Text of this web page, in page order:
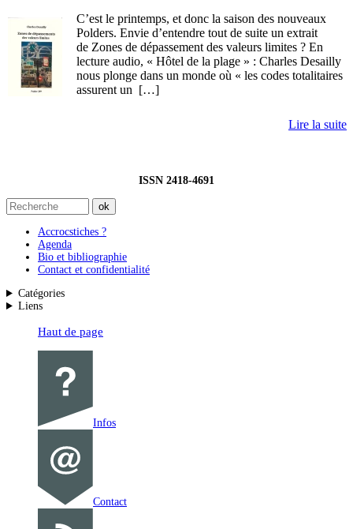
C’est le printemps, et donc la saison des nouveaux
Polders. Envie d’entendre tout de suite un extrait
de Zones de dépassement des valeurs limites ? En
lecture audio, « Hôtel de la plage » : Charles Desailly
nous plonge dans un monde où « les codes totalitaires
assurent un […]
Lire la suite
ISSN 2418-4691
Accrocstiches ?
Agenda
Bio et bibliographie
Contact et confidentialité
Catégories
Liens
Haut de page
Infos
Contact